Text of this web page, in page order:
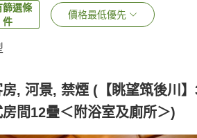
篩選條
件
價格最低優先
房, 河景, 禁煙 (【眺望筑後川
間12疊＜附浴室及廁所＞)